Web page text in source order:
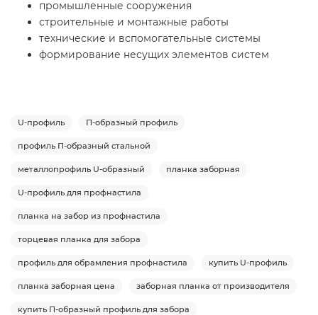
промышленные сооружения
строительные и монтажные работы
технические и вспомогательные системы
формирование несущих элементов систем
U-профиль П-образный профиль
профиль П-образный стальной
металлопрофиль U-образный планка заборная
U-профиль для профнастила
планка на забор из профнастила
торцевая планка для забора
профиль для обрамления профнастила купить U-профиль
планка заборная цена заборная планка от производителя
купить П-образный профиль для забора